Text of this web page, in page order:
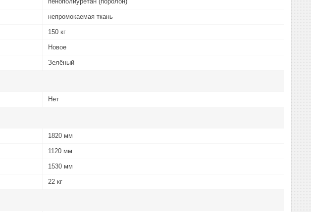
непромокаемая ткань
150 кг
Новое
Зелёный
Нет
1820 мм
1120 мм
1530 мм
22 кг